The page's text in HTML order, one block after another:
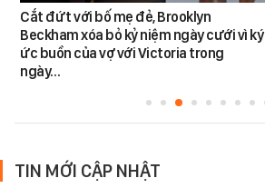
Cắt đứt với bố mẹ đẻ, Brooklyn
Beckham xóa bỏ kỷ niệm ngày cưới vì ký
ức buồn của vợ với Victoria trong
ngày…
TIN MỚI CẬP NHẬT